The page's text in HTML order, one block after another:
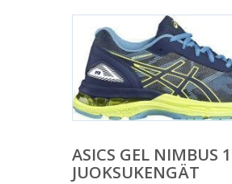
ASICS GEL NIMBUS
JUOKSUKENGÄT